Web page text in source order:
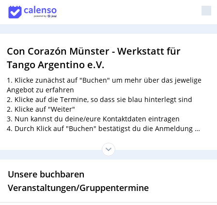
Con Corazón Münster - Werkstatt für
Tango Argentino e.V.
1. Klicke zunächst auf "Buchen" um mehr über das jewelige
Angebot zu erfahren
2. Klicke auf die Termine, so dass sie blau hinterlegt sind
2. Klicke auf "Weiter"
3. Nun kannst du deine/eure Kontaktdaten eintragen
4. Durch Klick auf "Buchen" bestätigst du die Anmeldung
6. Bitte überweist die Kursgebühr
vor Kursbeginn auf das Konto des Vereins:
Con Corazon Werkstatt für Tango Argentino e. V.
IBAN: DE25 4036 1906 5179 1500 01
BIC: GENODEM1IBB
Unsere buchbaren
Veranstaltungen/Gruppentermine